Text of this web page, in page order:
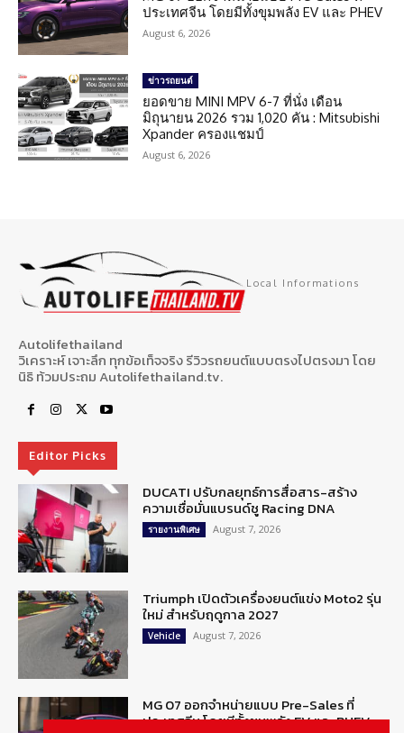
ประเทศจีน โดยมีทั้งขุมพลัง EV และ PHEV
August 6, 2026
ข่าวรถยนต์
ยอดขาย MINI MPV 6-7 ที่นั่ง เดือน
มิถุนายน 2026 รวม 1,020 คัน : Mitsubishi
Xpander ครองแชมป์
August 6, 2026
Local Informations
Autolifethailand
วิเคราะห์ เจาะลึก ทุกข้อเท็จจริง รีวิวรถยนต์แบบตรงไปตรงมา โดย
นิธิ ท้วมประถม Autolifethailand.tv.
Editor Picks
DUCATI ปรับกลยุทธ์การสื่อสาร-สร้าง
ความเชื่อมั่นแบรนด์ชู Racing DNA
รายงานพิเศษ August 7, 2026
Triumph เปิดตัวเครื่องยนต์แข่ง Moto2 รุ่น
ใหม่ สำหรับฤดูกาล 2027
Vehicle August 7, 2026
MG 07 ออกจำหน่ายแบบ Pre-Sales ที่
ประเทศจีน โดยมีทั้งขุมพลัง EV และ PHEV